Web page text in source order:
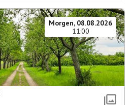
Morgen, 08.08.2026
11:00